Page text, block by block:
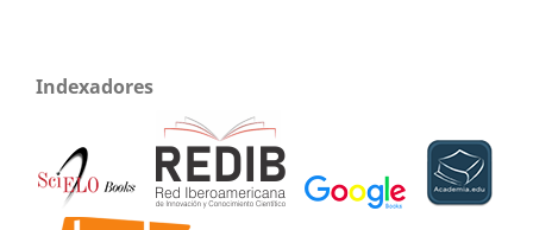
Indexadores